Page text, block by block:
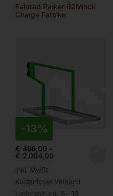
Fahrrad Parker B2Minck
Charge Fatbike
-13%
€ 486,00 –
€ 2.094,00
inkl. MwSt.
Kostenloser Versand
Lieferzeit: ca. 5 - 10